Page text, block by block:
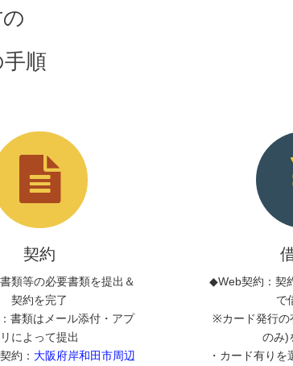
順
契約
類等の必要書類を提出＆
契約を完了
書類はメール添付・アプ
リによって提出
約： 大阪府岸和田市周辺
◆Web契約：契
で
※カード発行の
のみ)
・カード有り